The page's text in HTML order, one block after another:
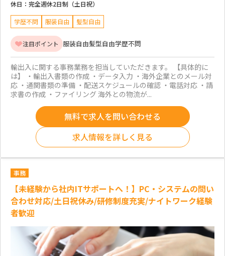
休日： 完全週休2日制（土日祝）
学歴不問 服装自由 髪型自由
注目ポイント 服装自由髪型自由学歴不問
輸出入に関する事務業務を担当していただきます。 【具体的に
は】 ・輸出入書類の作成 ・データ入力 ・海外企業とのメール対
応 ・通関書類の準備 ・配送スケジュールの確認 ・電話対応 ・請
求書の作成 ・ファイリング 海外との物流が...
無料で求人を問い合わせる
求人情報を詳しく見る
事務
【未経験から社内ITサポートへ！】PC・システムの問い
合わせ対応/土日祝休み/研修制度充実/ナイトワーク経験
者歓迎